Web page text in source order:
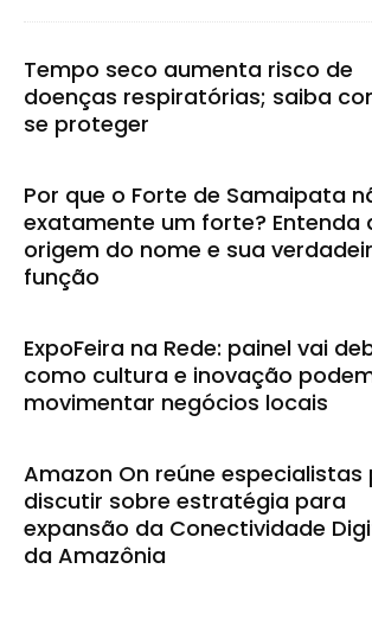
Tempo seco aumenta risco de
doenças respiratórias; saiba
se proteger
Por que o Forte de Samaipata
exatamente um forte? Entenda
origem do nome e sua
função
ExpoFeira na Rede: painel vai
como cultura e inovação
movimentar negócios locais
Amazon On reúne especialistas
discutir sobre estratégia para
expansão da Conectividade
da Amazônia